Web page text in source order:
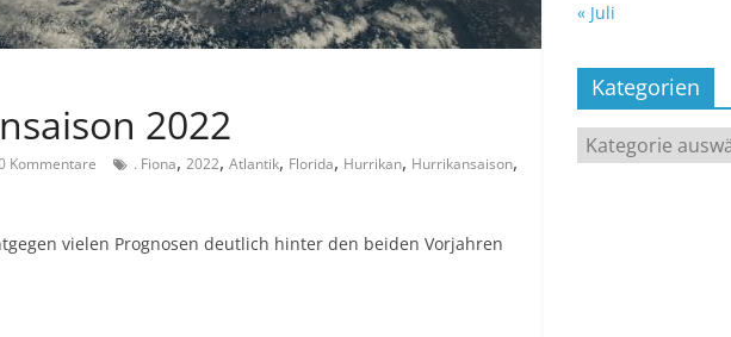
2022
Kommentare . Fiona, 2022, Atlantik, Florida, Hurrikan, Hurrikansaison,
vielen Prognosen deutlich hinter den beiden Vorjahren
« Juli
Kategorien
Kategorien